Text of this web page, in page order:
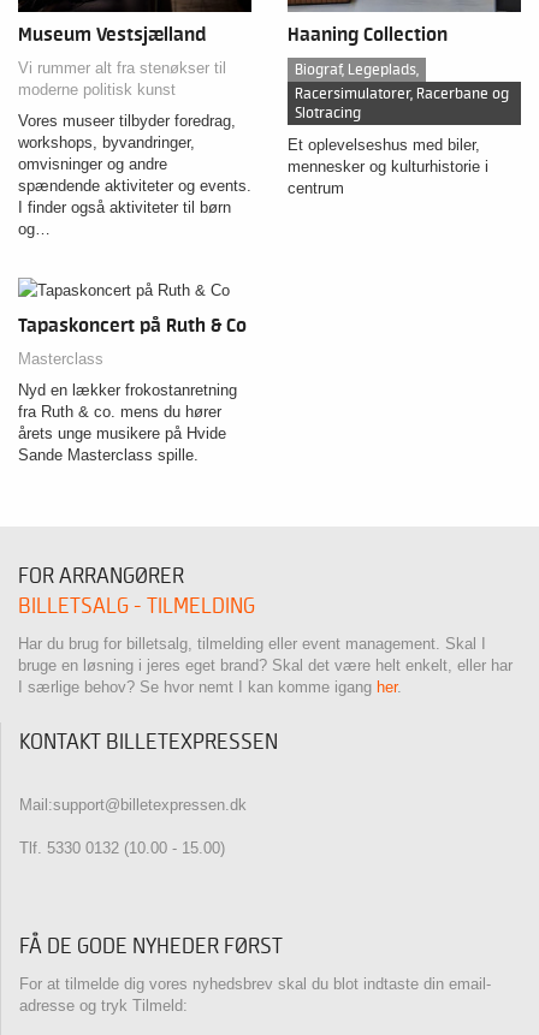
Museum Vestsjælland
Vi rummer alt fra stenøkser til
moderne politisk kunst
Vores museer tilbyder foredrag,
workshops, byvandringer,
omvisninger og andre
spændende aktiviteter og events.
I finder også aktiviteter til børn
og…
Haaning Collection
Biograf, Legeplads,
Racersimulatorer, Racerbane og
Slotracing
Et oplevelseshus med biler,
mennesker og kulturhistorie i
centrum
Tapaskoncert på Ruth & Co
Masterclass
Nyd en lækker frokostanretning
fra Ruth & co. mens du hører
årets unge musikere på Hvide
Sande Masterclass spille.
FOR ARRANGØRER
BILLETSALG - TILMELDING
Har du brug for billetsalg, tilmelding eller event management. Skal I
bruge en løsning i jeres eget brand? Skal det være helt enkelt, eller har
I særlige behov? Se hvor nemt I kan komme igang her.
KONTAKT BILLETEXPRESSEN
Mail:support@billetexpressen.dk
Tlf. 5330 0132 (10.00 - 15.00)
FÅ DE GODE NYHEDER FØRST
For at tilmelde dig vores nyhedsbrev skal du blot indtaste din email-
adresse og tryk Tilmeld: